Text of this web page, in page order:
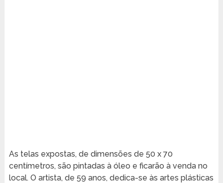
As telas expostas, de dimensões de 50 x 70
centímetros, são pintadas à óleo e ficarão à venda no
local. O artista, de 59 anos, dedica-se às artes plásticas